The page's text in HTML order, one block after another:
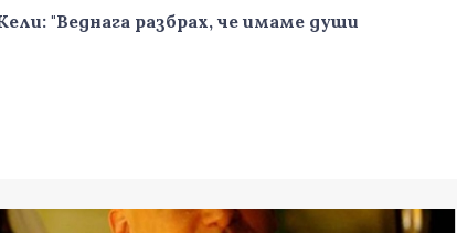
"Веднага разбрах, че имаме души